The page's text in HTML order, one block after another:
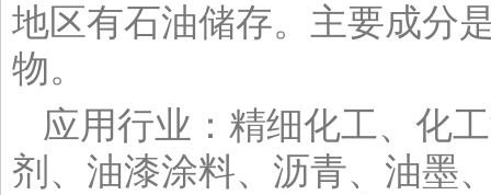
地区有石油储存。主要成分
物。
应用行业：精细化工、化
剂、油漆涂料、沥青、油墨